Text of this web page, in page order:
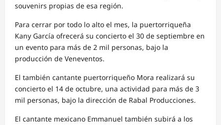
souvenirs propias de esa región.
Para cerrar por todo lo alto el mes, la puertorriqueña
Kany García ofrecerá su concierto el 30 de septiembre en
un evento para más de 2 mil personas, bajo la
producción de Veneventos.
El también cantante puertorriqueño Mora realizará su
concierto el 14 de octubre, una actividad para más de 3
mil personas, bajo la dirección de Rabal Producciones.
El cantante mexicano Emmanuel también subirá a los